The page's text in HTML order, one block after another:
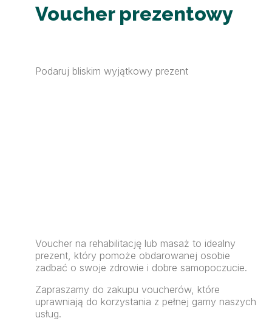
Voucher prezentowy
Podaruj bliskim wyjątkowy prezent
Voucher na rehabilitację lub masaż to idealny
prezent, który pomoże obdarowanej osobie
zadbać o swoje zdrowie i dobre samopoczucie.
Zapraszamy do zakupu voucherów, które
uprawniają do korzystania z pełnej gamy naszych
usług.